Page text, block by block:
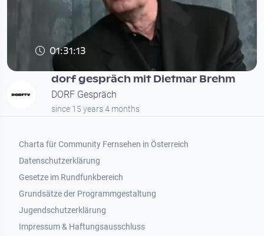
01:31:13
dorf gespräch mit Dietmar Brehm
DORF Gespräch
since 15 years 4 months
Footer 1
Charta für Community Fernsehen in Österreich
Datenschutzerklärung
Gesetze im Rundfunkbereich
Grundsätze der Programmgestaltung
Jugendschutzerklärung
Impressum & Haftungsausschluss